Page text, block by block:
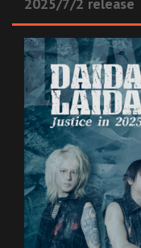
2025/7/2 release